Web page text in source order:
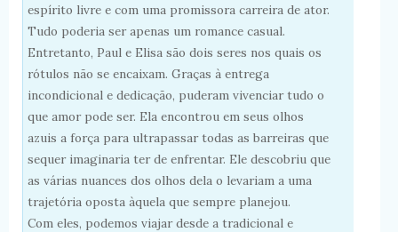
espírito livre e com uma promissora carreira de ator.
Tudo poderia ser apenas um romance casual.
Entretanto, Paul e Elisa são dois seres nos quais os
rótulos não se encaixam. Graças à entrega
incondicional e dedicação, puderam vivenciar tudo o
que amor pode ser. Ela encontrou em seus olhos
azuis a força para ultrapassar todas as barreiras que
sequer imaginaria ter de enfrentar. Ele descobriu que
as várias nuances dos olhos dela o levariam a uma
trajetória oposta àquela que sempre planejou.
Com eles, podemos viajar desde a tradicional e